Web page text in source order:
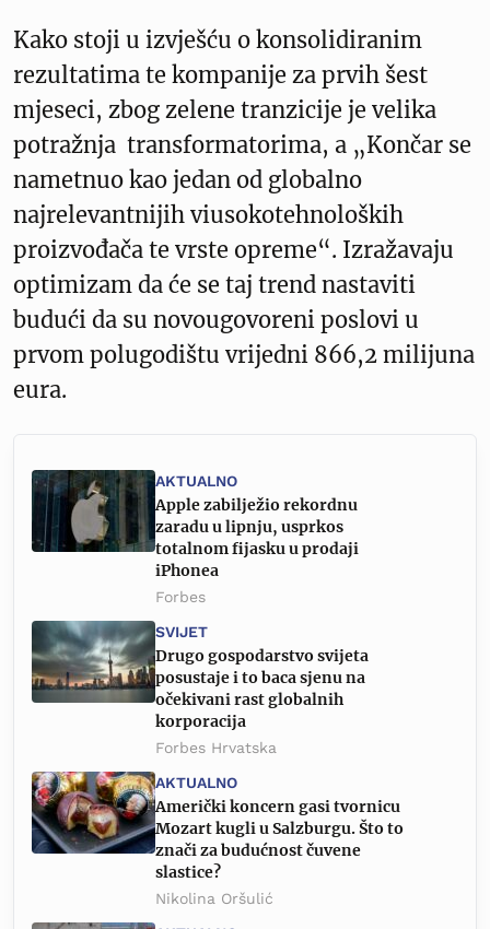
Kako stoji u izvješću o konsolidiranim
rezultatima te kompanije za prvih šest
mjeseci, zbog zelene tranzicije je velika
potražnja transformatorima, a „Končar se
nametnuo kao jedan od globalno
najrelevantnijih viusokotehnoloških
proizvođača te vrste opreme“. Izražavaju
optimizam da će se taj trend nastaviti
budući da su novougovoreni poslovi u
prvom polugodištu vrijedni 866,2 milijuna
eura.
AKTUALNO
Apple zabilježio rekordnu
zaradu u lipnju, usprkos
totalnom fijasku u prodaji
iPhonea
Forbes
SVIJET
Drugo gospodarstvo svijeta
posustaje i to baca sjenu na
očekivani rast globalnih
korporacija
Forbes Hrvatska
AKTUALNO
Američki koncern gasi tvornicu
Mozart kugli u Salzburgu. Što to
znači za budućnost čuvene
slastice?
Nikolina Oršulić